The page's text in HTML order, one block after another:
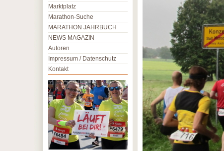
Marktplatz
Marathon-Suche
MARATHON JAHRBUCH
NEWS MAGAZIN
Autoren
Impressum / Datenschutz
Kontakt